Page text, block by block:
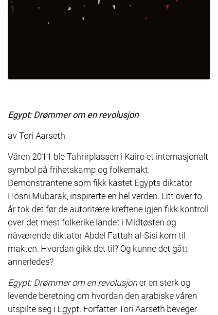
Egypt: Drømmer om en revolusjon
av Tori Aarseth
Våren 2011 ble Tahrirplassen i Kairo et internasjonalt
symbol på frihetskamp og folkemakt.
Demonstrantene som fikk kastet Egypts diktator
Hosni Mubarak, inspirerte en hel verden. Litt over to
år tok det før de autoritære kreftene igjen fikk kontroll
over det mest folkerike landet i Midtøsten og
nåværende diktator Abdel Fattah al-Sisi kom til
makten. Hvordan gikk det til? Og kunne det gått
annerledes?
Egypt: Drømmer om en revolusjoner en sterk og
levende beretning om hvordan den arabiske våren
utspilte seg i Egypt. Forfatter Tori Aarseth beveger